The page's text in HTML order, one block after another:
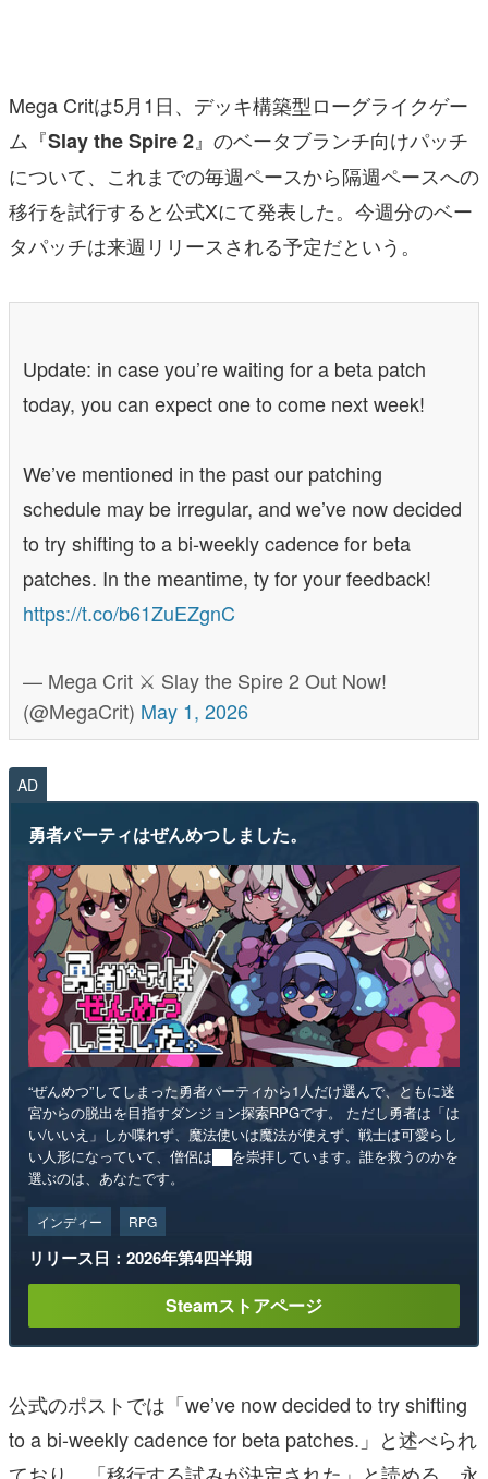
アプリレビュー
その他
電ファミニコゲーマーとは？
Mega Critは5月1日、デッキ構築型ローグライクゲー
ム『Slay the Spire 2』のベータブランチ向けパッチ
について、これまでの毎週ペースから隔週ペースへの
移行を試行すると公式Xにて発表した。今週分のベー
タパッチは来週リリースされる予定だという。
Update: in case you’re waiting for a beta patch
today, you can expect one to come next week!
We’ve mentioned in the past our patching
schedule may be irregular, and we’ve now decided
to try shifting to a bi-weekly cadence for beta
patches. In the meantime, ty for your feedback!
https://t.co/b61ZuEZgnC
— Mega Crit ⚔️ Slay the Spire 2 Out Now!
(@MegaCrit) May 1, 2026
AD
勇者パーティはぜんめつしました。
“ぜんめつ”してしまった勇者パーティから1人だけ選んで、ともに迷
宮からの脱出を目指すダンジョン探索RPGです。 ただし勇者は「は
い/いいえ」しか喋れず、魔法使いは魔法が使えず、戦士は可愛らし
い人形になっていて、僧侶は██を崇拝しています。誰を救うのかを
選ぶのは、あなたです。
インディー RPG
リリース日：2026年第4四半期
Steamストアページ
公式のポストでは「we’ve now decided to try shifting
to a bi-weekly cadence for beta patches.」と述べられ